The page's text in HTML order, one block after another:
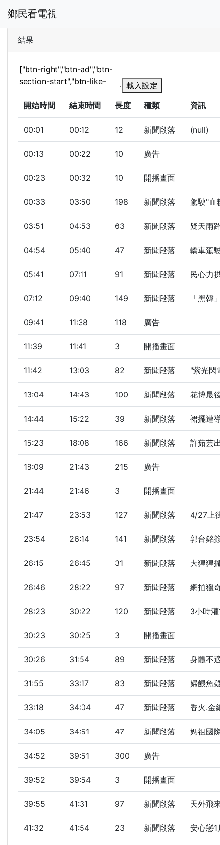
鄉民看電視
結果
載入設定
開始時間
結束時間 長度 種類 資訊
00:01 00:12 12 新聞段落 (null)
00:13 00:22 10 廣告
00:23 00:32 10 開播畫面
00:33 03:50 198 新聞段落 駕駛"血
03:51 04:53 63 新聞段落 疑天雨
04:54 05:40 47 新聞段落 轎車駕
05:41 07:11 91 新聞段落 民心力
07:12 09:40 149 新聞段落 「黑
09:41 11:38 118 廣告
11:39 11:41 3 開播畫面
11:42 13:03 82 新聞段落 "紫光閃
13:04 14:43 100 新聞段落 花博最
14:44 15:22 39 新聞段落 裙擺遭
15:23 18:08 166 新聞段落 許茹芸
18:09 21:43 215 廣告
21:44 21:46 3 開播畫面
21:47 23:53 127 新聞段落 4/27上
23:54 26:14 141 新聞段落 郭台銘
26:15 26:45 31 新聞段落 大猩猩
26:46 28:22 97 新聞段落 網拍獵
28:23 30:22 120 新聞段落 3小時
30:23 30:25 3 開播畫面
30:26 31:54 89 新聞段落 身體不
31:55 33:17 83 新聞段落 婦餵魚
33:18 34:04 47 新聞段落 香火.金
34:05 34:51 47 新聞段落 媽祖國
34:52 39:51 300 廣告
39:52 39:54 3 開播畫面
39:55 41:31 97 新聞段落 天外飛
41:32 41:54 23 新聞段落 安心戀